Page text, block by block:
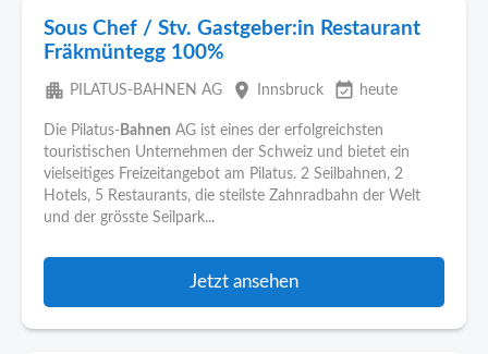
Sous Chef / Stv. Gastgeber:in Restaurant
Fräkmüntegg 100%
apartment PILATUS-BAHNEN AG place Innsbruck event_available heute
Die Pilatus- Bahnen AG ist eines der erfolgreichsten
touristischen Unternehmen der Schweiz und bietet ein
vielseitiges Freizeitangebot am Pilatus. 2 Seilbahnen, 2
Hotels, 5 Restaurants, die steilste Zahnradbahn der Welt
und der grösste Seilpark...
Jetzt ansehen